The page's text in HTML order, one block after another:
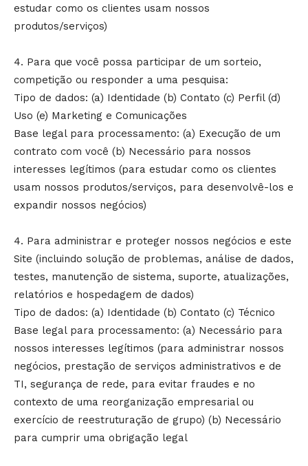
estudar como os clientes usam nossos
produtos/serviços)
4. Para que você possa participar de um sorteio,
competição ou responder a uma pesquisa:
Tipo de dados: (a) Identidade (b) Contato (c) Perfil (d)
Uso (e) Marketing e Comunicações
Base legal para processamento: (a) Execução de um
contrato com você (b) Necessário para nossos
interesses legítimos (para estudar como os clientes
usam nossos produtos/serviços, para desenvolvê-los e
expandir nossos negócios)
4. Para administrar e proteger nossos negócios e este
Site (incluindo solução de problemas, análise de dados,
testes, manutenção de sistema, suporte, atualizações,
relatórios e hospedagem de dados)
Tipo de dados: (a) Identidade (b) Contato (c) Técnico
Base legal para processamento: (a) Necessário para
nossos interesses legítimos (para administrar nossos
negócios, prestação de serviços administrativos e de
TI, segurança de rede, para evitar fraudes e no
contexto de uma reorganização empresarial ou
exercício de reestruturação de grupo) (b) Necessário
para cumprir uma obrigação legal